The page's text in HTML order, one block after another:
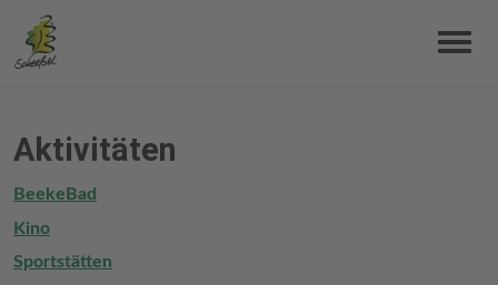
Aktivitäten
BeekeBad
Kino
Sportstätten